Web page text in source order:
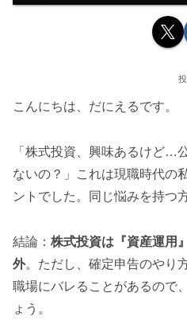
こんにちは、だにえるです。
「株式投資、興味あるけど…
ないの？」これは現職時代の
ントでした。同じ悩みを持つ
結論： 株式投資は『資産運用
外。ただし、確定申告のやり
職場にバレることがあるので
ょう。